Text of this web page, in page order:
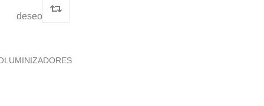
deseos